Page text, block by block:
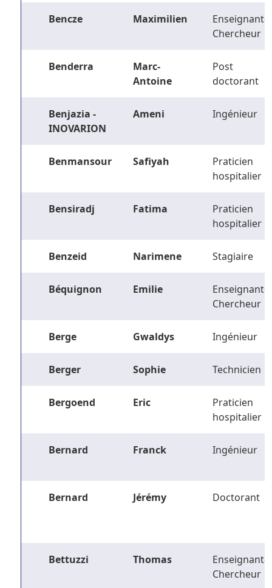
Bencze Maximilien
Enseignant-
Chercheur
Benderra
Marc-
Antoine
Post
doctorant
Benjazia -
INOVARION
Ameni Ingénieur
Benmansour Safiyah
Praticien
hospitalier
Bensiradj Fatima
Praticien
hospitalier
Benzeid Narimene Stagiaire
Béquignon Emilie
Enseignant-
Chercheur
Berge Gwaldys Ingénieur
Berger Sophie Technicien
Bergoend Eric
Praticien
hospitalier
Bernard Franck Ingénieur
Bernard Jérémy Doctorant
Bettuzzi Thomas
Enseignant-
Chercheur